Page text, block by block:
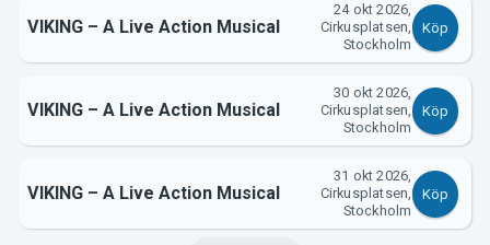
VIKING – A Live Action Musical
24 okt 2026,
Cirkusplatsen,
Stockholm
Köp
VIKING – A Live Action Musical
30 okt 2026,
Cirkusplatsen,
Stockholm
Köp
VIKING – A Live Action Musical
31 okt 2026,
Cirkusplatsen,
Stockholm
Köp